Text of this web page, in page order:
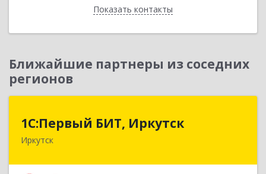
Показать контакты
Назад
Ближайшие партнеры из соседних
регионов
1С:Первый БИТ, Иркутск
Иркутск
1С:Первый БИТ, Иркутск
664007, Иркутская обл, Иркутск г, Декабрьских